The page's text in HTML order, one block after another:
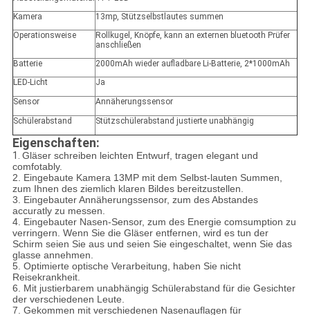
Kamera
13mp, Stützselbstlautes summen
Operationsweise
Rollkugel, Knöpfe, kann an externen bluetooth Prüfer
anschließen
Batterie
2000mAh wieder aufladbare Li-Batterie, 2*1000mAh
LED-Licht
Ja
Sensor
Annäherungssensor
Schülerabstand
Stützschülerabstand justierte unabhängig
Eigenschaften:
1. Gläser schreiben leichten Entwurf, tragen elegant und
comfotably.
2. Eingebaute Kamera 13MP mit dem Selbst-lauten Summen,
zum Ihnen des ziemlich klaren Bildes bereitzustellen.
3. Eingebauter Annäherungssensor, zum des Abstandes
accuratly zu messen.
4. Eingebauter Nasen-Sensor, zum des Energie comsumption zu
verringern. Wenn Sie die Gläser entfernen, wird es tun der
Schirm seien Sie aus und seien Sie eingeschaltet, wenn Sie das
glasse annehmen.
5. Optimierte optische Verarbeitung, haben Sie nicht
Reisekrankheit.
6. Mit justierbarem unabhängig Schülerabstand für die Gesichter
der verschiedenen Leute.
7. Gekommen mit verschiedenen Nasenauflagen für